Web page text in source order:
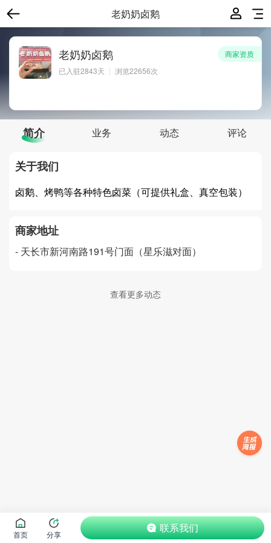
老奶奶卤鹅
商家资质
老奶奶卤鹅
已入驻2843天 浏览22656次
简介 业务 动态 评论
关于我们
卤鹅、烤鸭等各种特色卤菜（可提供礼盒、真空包装）
商家地址
- 天长市新河南路191号门面（星乐滋对面）
查看更多动态
首页 分享 联系我们